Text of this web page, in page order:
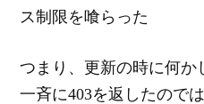
ス制限を喰らった
つまり、更新の時に何か
一斉に403を返したのでは